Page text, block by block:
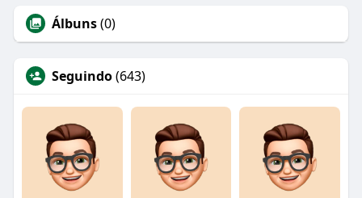
Álbuns(0)
Seguindo(643)